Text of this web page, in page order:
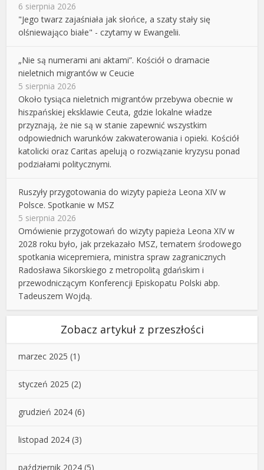
6 sierpnia 2026
"Jego twarz zajaśniała jak słońce, a szaty stały się
olśniewająco białe" - czytamy w Ewangelii.
„Nie są numerami ani aktami”. Kościół o dramacie
nieletnich migrantów w Ceucie
5 sierpnia 2026
Około tysiąca nieletnich migrantów przebywa obecnie w
hiszpańskiej eksklawie Ceuta, gdzie lokalne władze
przyznają, że nie są w stanie zapewnić wszystkim
odpowiednich warunków zakwaterowania i opieki. Kościół
katolicki oraz Caritas apelują o rozwiązanie kryzysu ponad
podziałami politycznymi.
Ruszyły przygotowania do wizyty papieża Leona XIV w
Polsce. Spotkanie w MSZ
5 sierpnia 2026
Omówienie przygotowań do wizyty papieża Leona XIV w
2028 roku było, jak przekazało MSZ, tematem środowego
spotkania wicepremiera, ministra spraw zagranicznych
Radosława Sikorskiego z metropolitą gdańskim i
przewodniczącym Konferencji Episkopatu Polski abp.
Tadeuszem Wojdą.
Zobacz artykuł z przeszłości
marzec 2025 (1)
styczeń 2025 (2)
grudzień 2024 (6)
listopad 2024 (3)
październik 2024 (5)